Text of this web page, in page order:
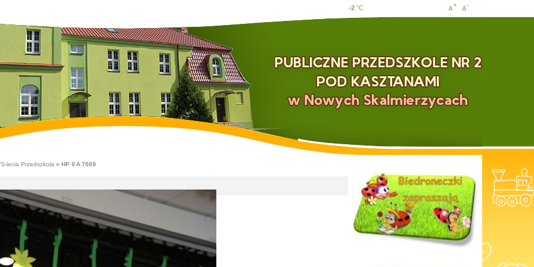
IncreaseDecrease
-2 °C
lecia Przedszkola » HP 9 A 7669